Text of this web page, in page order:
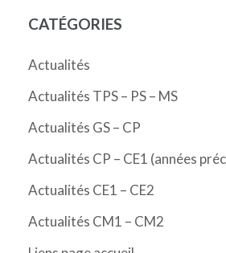
CATÉGORIES
Actualités
Actualités TPS – PS – MS
Actualités GS – CP
Actualités CP – CE1 (années
Actualités CE1 – CE2
Actualités CM1 – CM2